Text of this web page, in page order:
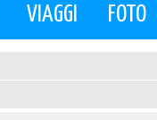
VIAGGI FOTO